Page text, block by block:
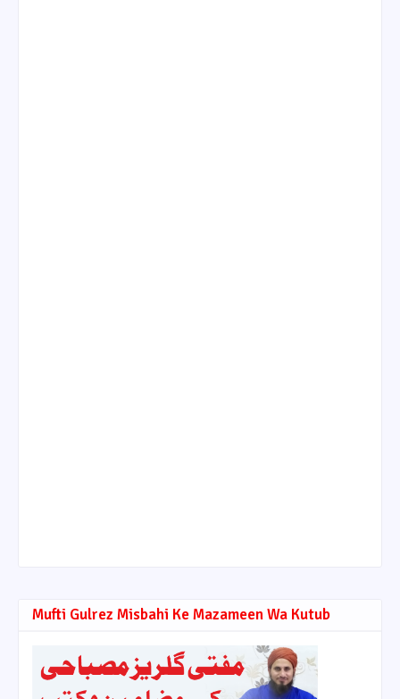
Mufti Gulrez Misbahi Ke Mazameen Wa Kutub